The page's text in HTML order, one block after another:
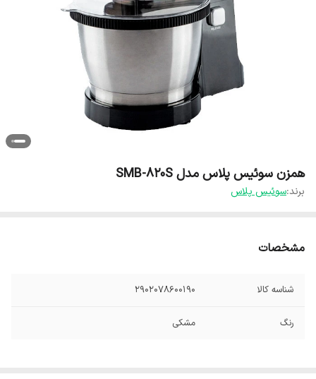
همزن سوئیس پلاس مدل SMB-820S
برند:سوئیس پلاس
مشخصات
شناسه کالا 2902078600190
رنگ مشکی